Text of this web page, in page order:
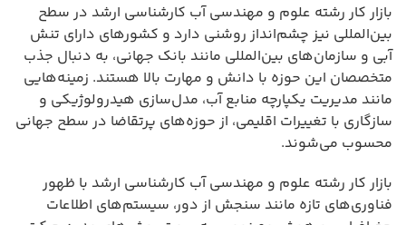
بازار کار رشته علوم و مهندسی آب کارشناسی ارشد در سطح
بین‌المللی نیز چشم‌انداز روشنی دارد و کشورهای دارای تنش
آبی و سازمان‌های بین‌المللی مانند بانک جهانی، به دنبال جذب
متخصصان این حوزه با دانش و مهارت بالا هستند. زمینه‌هایی
مانند مدیریت یکپارچه منابع آب، مدل‌سازی هیدرولوژیکی و
سازگاری با تغییرات اقلیمی، از حوزه‌های پرتقاضا در سطح جهانی
محسوب می‌شوند.
بازار کار رشته علوم و مهندسی آب کارشناسی ارشد با ظهور
فناوری‌های تازه مانند سنجش از دور، سیستم‌های اطلاعات